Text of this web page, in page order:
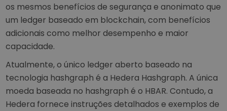
os mesmos benefícios de segurança e anonimato que
um ledger baseado em blockchain, com benefícios
adicionais como melhor desempenho e maior
capacidade.
Atualmente, o único ledger aberto baseado na
tecnologia hashgraph é a Hedera Hashgraph. A única
moeda baseada no hashgraph é o HBAR. Contudo, a
Hedera fornece instruções detalhados e exemplos de